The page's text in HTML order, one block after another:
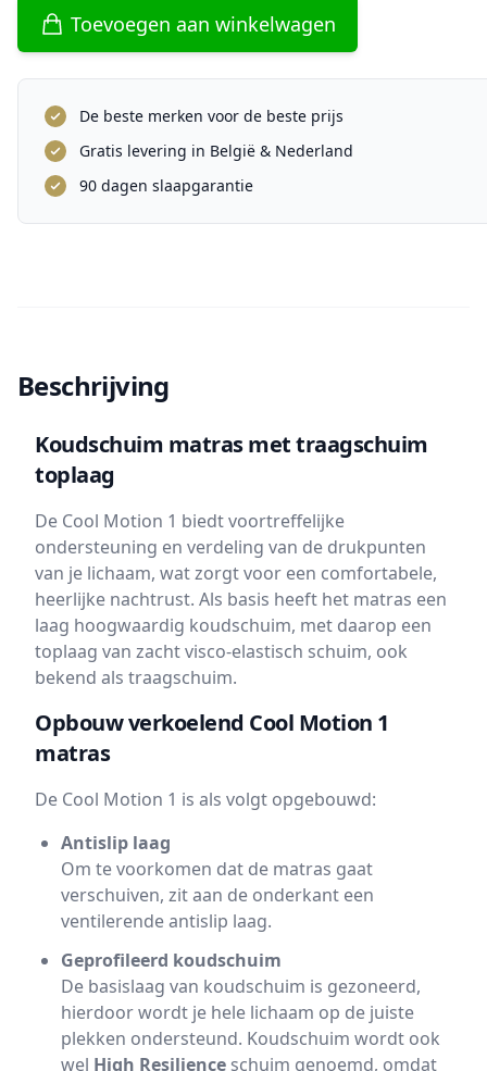
Toevoegen aan winkelwagen
De beste merken voor de beste prijs
Gratis levering in België & Nederland
90 dagen slaapgarantie
Beschrijving
Koudschuim matras met traagschuim
toplaag
De Cool Motion 1 biedt voortreffelijke
ondersteuning en verdeling van de drukpunten
van je lichaam, wat zorgt voor een comfortabele,
heerlijke nachtrust. Als basis heeft het matras een
laag hoogwaardig koudschuim, met daarop een
toplaag van zacht visco-elastisch schuim, ook
bekend als traagschuim.
Opbouw verkoelend Cool Motion 1
matras
De Cool Motion 1 is als volgt opgebouwd:
Antislip laag
Om te voorkomen dat de matras gaat
verschuiven, zit aan de onderkant een
ventilerende antislip laag.
Geprofileerd koudschuim
De basislaag van koudschuim is gezoneerd,
hierdoor wordt je hele lichaam op de juiste
plekken ondersteund. Koudschuim wordt ook
wel High Resilience schuim genoemd, omdat